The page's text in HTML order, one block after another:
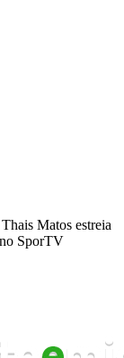
Matos estreia
SporTV